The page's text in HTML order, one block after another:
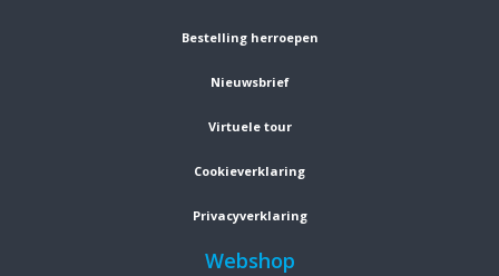
Bestelling herroepen
Nieuwsbrief
Virtuele tour
Cookieverklaring
Privacyverklaring
Webshop